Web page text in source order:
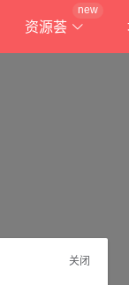
资源荟
new
关闭